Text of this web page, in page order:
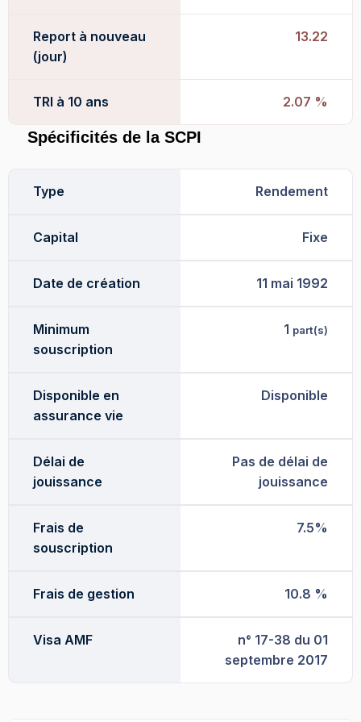
Report à nouveau
(jour)
13.22
TRI à 10 ans 2.07 %
Spécificités de la SCPI
Type Rendement
Capital Fixe
Date de création 11 mai 1992
Minimum
souscription
1 part(s)
Disponible en
assurance vie
Disponible
Délai de
jouissance
Pas de délai de
jouissance
Frais de
souscription
7.5%
Frais de gestion 10.8 %
Visa AMF
n° 17-38 du 01
septembre 2017